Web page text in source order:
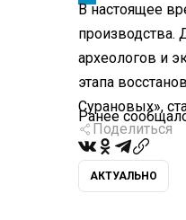
В настоящее
производства.
археологов и
этапа
Сурановых»,
Ранее
Поделиться
АКТУАЛЬНО